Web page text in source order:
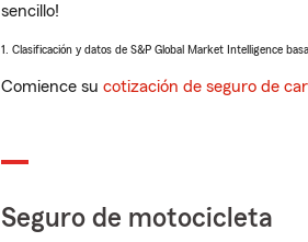
sencillo!
1. Clasificación y datos de S&P Global Market Intelligence
Comience su cotización de seguro de
Seguro de motocicleta